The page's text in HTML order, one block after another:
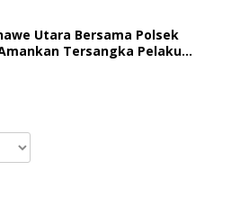
Utara Bersama Polsek
Tersangka Pelaku